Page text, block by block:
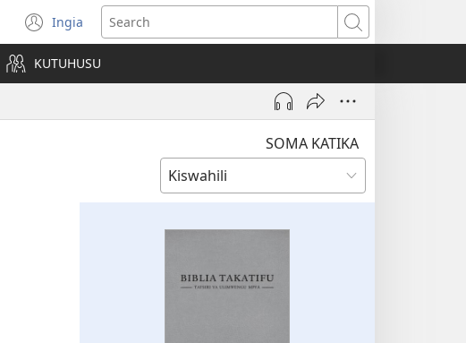
Ingia
(opens
new
window)
Search
KUTUHUSU
SOMA KATIKA